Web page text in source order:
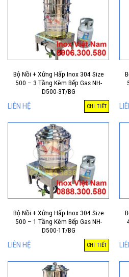
Bộ Nồi + Xửng Hấp Inox 304 Size
500 – 3 Tầng Kèm Bếp Gas NH-
D500-3T/BG
LIÊN HỆ CHI TIẾT
Bộ Nồi + Xửng Hấp Inox 304 Size
500 – 1 Tầng Kèm Bếp Gas NH-
D500-1T/BG
LIÊN HỆ CHI TIẾT